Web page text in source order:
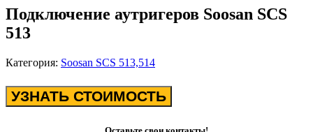
Подключение аутригеров Soosan SCS
513
Категория: Soosan SCS 513,514
УЗНАТЬ СТОИМОСТЬ